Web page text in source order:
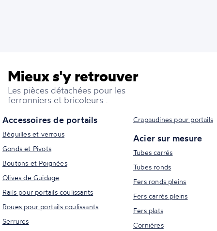
Mieux s'y retrouver
Les pièces détachées pour les
ferronniers et bricoleurs :
Accessoires de portails
Béquilles et verrous
Gonds et Pivots
Boutons et Poignées
Olives de Guidage
Rails pour portails coulissants
Roues pour portails coulissants
Serrures
Crapaudines pour portails
Acier sur mesure
Tubes carrés
Tubes ronds
Fers ronds pleins
Fers carrés pleins
Fers plats
Cornières